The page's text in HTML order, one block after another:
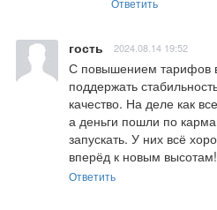
Ответить
гость 2024.08.14 19:52
С повышением тарифов
поддержать
качество. На деле как
а деньги пошли по
запускать. У них всё
вперёд к новым
Ответить